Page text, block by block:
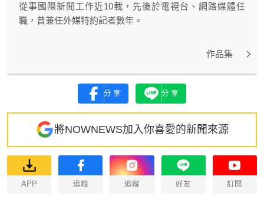
從事國際新聞工作近10載，先後於電視台、網路媒體任
職，曾兼任外媒特約記者數年。
作品集
分享 分享
將NOWNEWS加入你喜愛的新聞來源
APP 追蹤 追蹤 好友 訂閱